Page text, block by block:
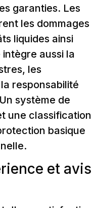
garanties. Les
les dommages
liquides ainsi
aussi la
les
responsabilité
système de
une classification
basique
et avis